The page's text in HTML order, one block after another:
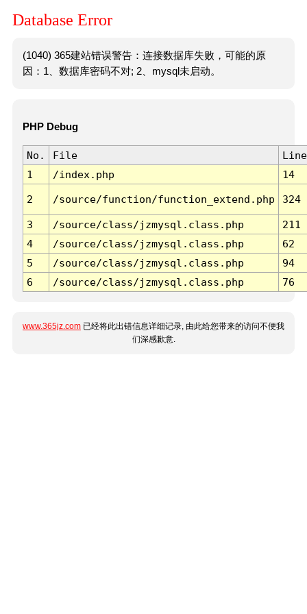
Database Error
(1040) 365建站错误警告：连接数据库失败，可能的原
因：1、数据库密码不对; 2、mysql未启动。
PHP Debug
No. File
Line
1
/index.php 14
2 /source/function/function_extend.php 324
3 /source/class/jzmysql.class.php
211
4
/source/class/jzmysql.class.php
62
5
/source/class/jzmysql.class.php
94
6
/source/class/jzmysql.class.php 76
www.365jz.com 已经将此出错信息详细记录, 由此给您带来的访问不便我
们深感歉意.